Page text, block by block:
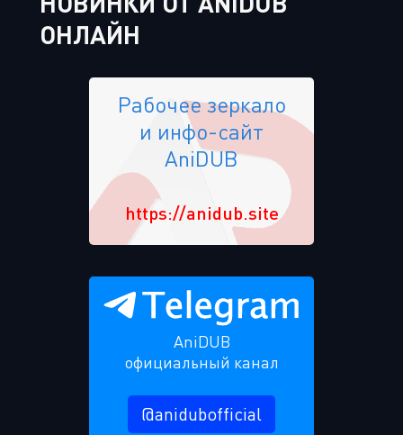
ОНЛАЙН
Рабочее зеркало
и инфо-сайт
AniDUB
https://anidub.site
AniDUB
официальный канал
@anidubofficial